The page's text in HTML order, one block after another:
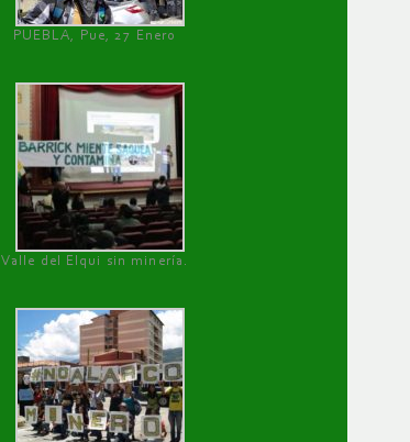
PUEBLA, Pue, 27 Enero
Valle del Elqui sin minería.